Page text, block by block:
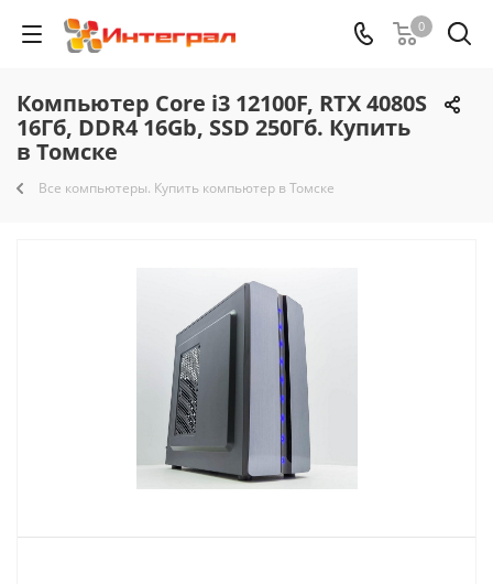
0
Компьютер Core i3 12100F, RTX 4080S
16Гб, DDR4 16Gb, SSD 250Гб. Купить
в Томске
Все компьютеры. Купить компьютер в Томске